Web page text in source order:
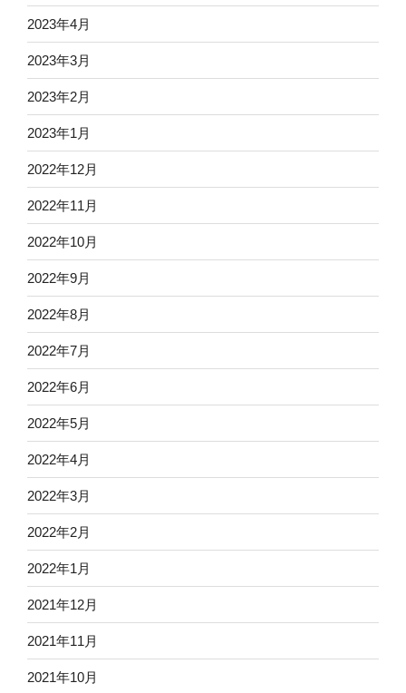
2023年4月
2023年3月
2023年2月
2023年1月
2022年12月
2022年11月
2022年10月
2022年9月
2022年8月
2022年7月
2022年6月
2022年5月
2022年4月
2022年3月
2022年2月
2022年1月
2021年12月
2021年11月
2021年10月